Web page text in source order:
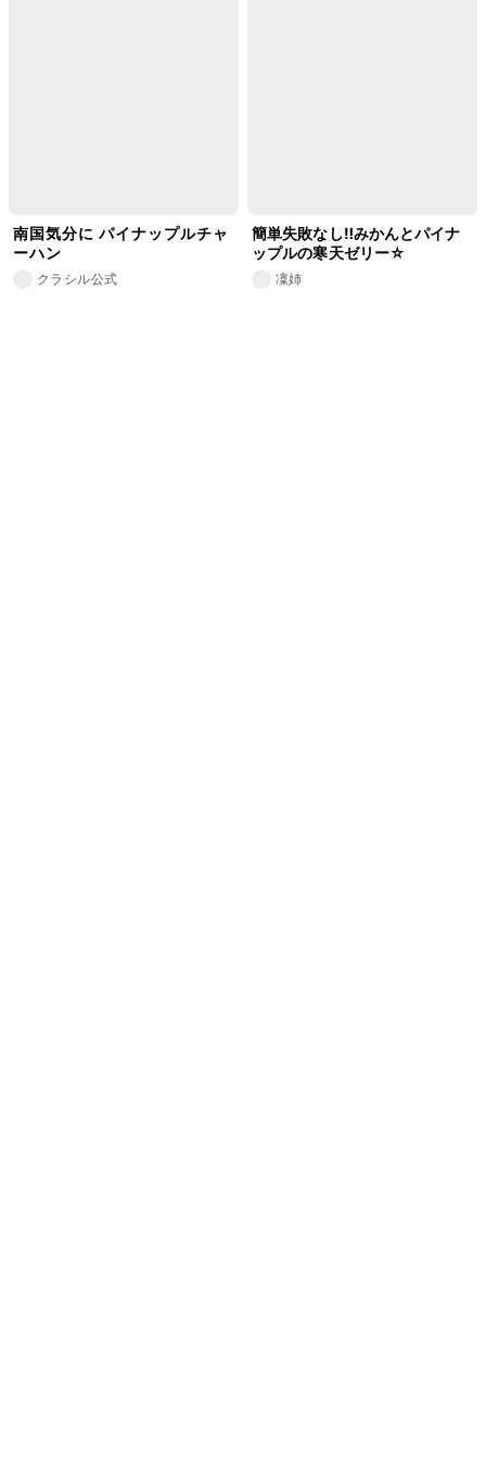
南国気分に パイナップルチャ
ーハン
クラシル公式
簡単失敗なし‼︎みかんとパイナ
ップルの寒天ゼリー☆
凜姉